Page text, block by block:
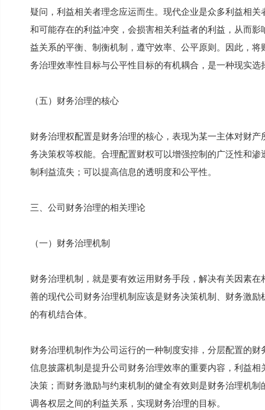
疑问，利益相关者理念应运而生。现代企业是众多利益相
和可能存在的利益冲突，会损害相关利益者的利益，从而
益关系的平衡、制衡机制，遵守效率、公平原则。因此，
务治理效率性目标与公平性目标的有机耦合，是一种现实选
（五）财务治理的核心
财务治理权配置是财务治理的核心，表现为某一主体对财
务决策权等权能。合理配置财权可以增强控制的广泛性和
制利益流失；可以提高信息的透明度和公平性。
三、公司财务治理的相关理论
（一）财务治理机制
财务治理机制，就是要有效运用财务手段，解决有关因素
善的现代公司财务治理机制应该是财务决策机制、财务激
的有机结合体。
财务治理机制作为公司运行的一种制度安排，分层配置的
信息披露机制是提升公司财务治理效率的重要内容，利益
决策；而财务激励与约束机制的健全有效则是财务治理机
调各权层之间的利益关系，实现财务治理的目标。